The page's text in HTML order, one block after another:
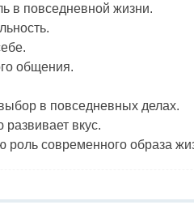
в повседневной жизни.
общения.
в повседневных делах.
вкус.
роль современного образа